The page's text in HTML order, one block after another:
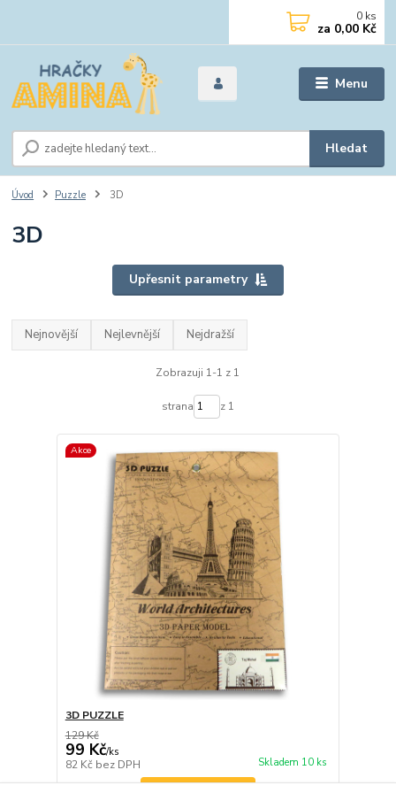
Menu
Hledat
0 ks
za 0,00 Kč
Úvod Puzzle 3D
3D
Upřesnit parametry
Nejnovější Nejlevnější Nejdražší
Zobrazuji 1-1 z 1
strana z 1
Akce
3D PUZZLE
129 Kč
99 Kč/ks
82 Kč bez DPH Skladem 10 ks